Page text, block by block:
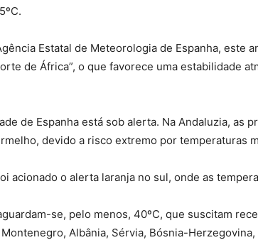
Estatal de Meteorologia de Espanha, este
de África”, o que favorece uma estabilidade
de Espanha está sob alerta. Na Andaluzia, as
devido a risco extremo por temperaturas
acionado o alerta laranja no sul, onde as
se, pelo menos, 40ºC, que suscitam
Albânia, Sérvia, Bósnia-